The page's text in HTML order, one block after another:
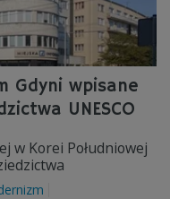
Gdyni wpisane
UNESCO
w Korei Południowej